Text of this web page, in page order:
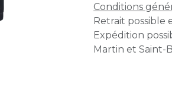
Conditions
Retrait possible
Expédition
Martin et Saint-